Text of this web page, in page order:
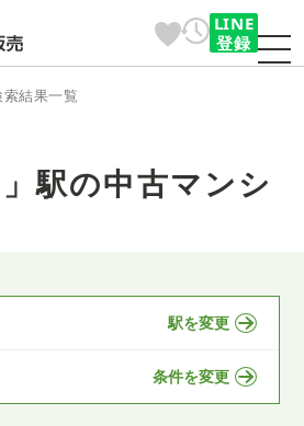
LINE
登録
索結果一覧
」駅の中古マンシ
駅を変更
条件を変更